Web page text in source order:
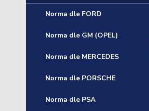
Norma dle FORD
Norma dle GM (OPEL)
Norma dle MERCEDES
Norma dle PORSCHE
Norma dle PSA